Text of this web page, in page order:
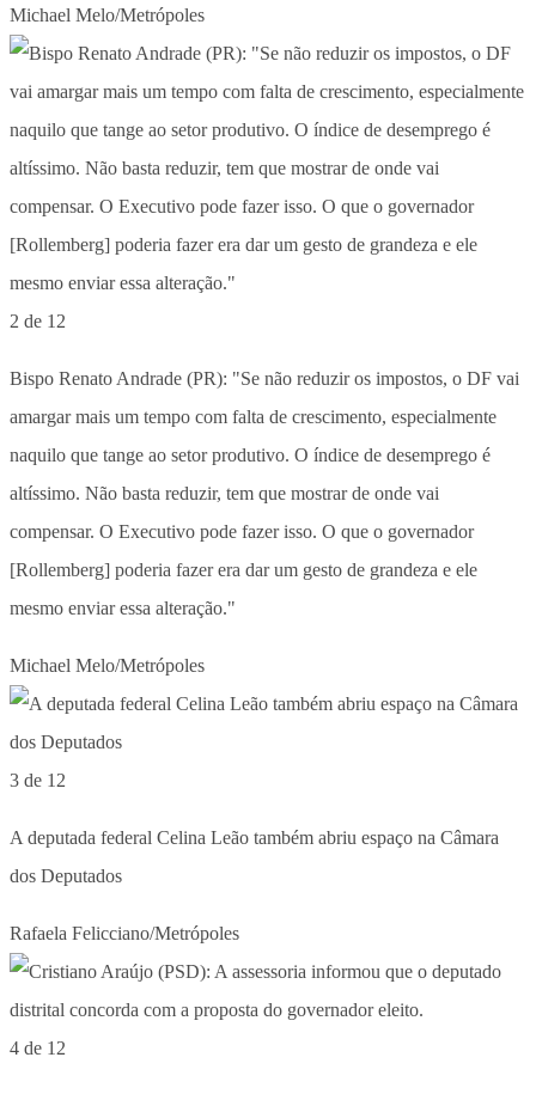
Michael Melo/Metrópoles
2 de 12
Bispo Renato Andrade (PR): "Se não reduzir os impostos, o DF vai
amargar mais um tempo com falta de crescimento, especialmente
naquilo que tange ao setor produtivo. O índice de desemprego é
altíssimo. Não basta reduzir, tem que mostrar de onde vai
compensar. O Executivo pode fazer isso. O que o governador
[Rollemberg] poderia fazer era dar um gesto de grandeza e ele
mesmo enviar essa alteração."
Michael Melo/Metrópoles
3 de 12
A deputada federal Celina Leão também abriu espaço na Câmara
dos Deputados
Rafaela Felicciano/Metrópoles
4 de 12